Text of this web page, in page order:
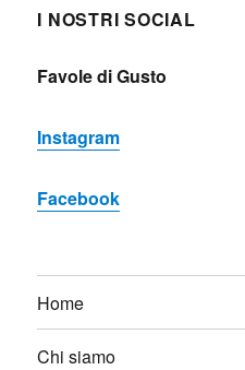
I NOSTRI SOCIAL
Favole di Gusto
Instagram
Facebook
Home
Chi siamo